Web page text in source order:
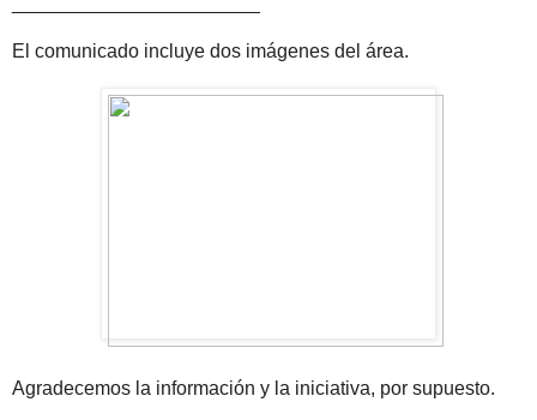
El comunicado incluye dos imágenes del área.
Agradecemos la información y la iniciativa, por supuesto.